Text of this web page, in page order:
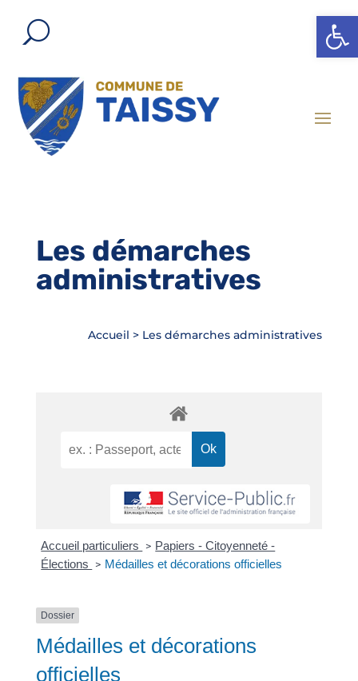
Ouvrir
Les démarches
administratives
Accueil > Les démarches administratives
Accueil particuliers > Papiers - Citoyenneté -
Élections
> Médailles et décorations officielles
Dossier
Médailles et décorations
officielles